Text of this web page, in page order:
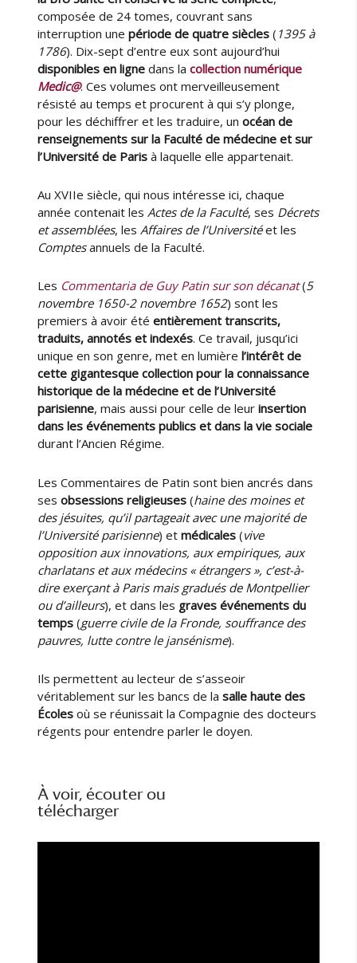
composée de 24 tomes, couvrant sans
interruption unepériode de quatre siècles( 1395 à
1786). Dix-sept d’entre eux sont aujourd’hui
disponibles en ligne dans lacollection numérique
Medic@. Ces volumes ont merveilleusement
résisté au temps et procurent à qui s’y plonge,
pour les déchiffrer et les traduire, unocéan de
renseignements sur la Faculté de médecine et sur
l’Université de Paris à laquelle elle appartenait.
Au XVIIe siècle, qui nous intéresse ici, chaque
année contenait lesActes de la Faculté, ses Décrets
et assemblées, lesAffaires de l’Universitéet les
Comptesannuels de la Faculté.
Les Commentaria de Guy Patin sur son décanat(5
novembre 1650-2 novembre 1652) sont les
premiers à avoir étéentièrement transcrits,
traduits, annotés et indexés. Ce travail, jusqu’ici
unique en son genre, met en lumièrel’intérêt de
cette gigantesque collection pour la connaissance
historique de la médecine et de l’Université
parisienne, mais aussi pour celle de leurinsertion
dans les événements publics et dans la vie sociale
durant l’Ancien Régime.
Les Commentaires de Patin sont bien ancrés dans
sesobsessions religieuses (haine des moines et
des jésuites, qu’il partageait avec une majorité de
l’Université parisienne) etmédicales (vive
opposition aux innovations, aux empiriques, aux
charlatans et aux médecins « étrangers », c’est-à-
dire exerçant à Paris mais gradués de Montpellier
ou d’ailleurs), et dans les graves événements du
temps (guerre civile de la Fronde, souffrance des
pauvres, lutte contre le jansénisme).
Ils permettent au lecteur de s’asseoir
véritablement sur les bancs de lasalle haute des
Écoles où se réunissait la Compagnie des docteurs
régents pour entendre parler le doyen.
À voir, écouter ou
télécharger